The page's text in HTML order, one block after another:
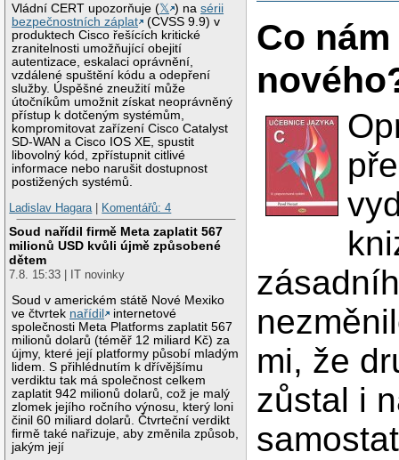
Vládní CERT upozorňuje (𝕏 ) nasérii
bezpečnostních záplat
(CVSS 9.9) v
produktech Cisco řešících kritické
zranitelnosti umožňující obejití
autentizace, eskalaci oprávnění,
vzdálené spuštění kódu a odepření
služby. Úspěšné zneužití může
útočníkům umožnit získat neoprávněný
přístup k dotčeným systémům,
kompromitovat zařízení Cisco Catalyst
SD-WAN a Cisco IOS XE, spustit
libovolný kód, zpřístupnit citlivé
informace nebo narušit dostupnost
postižených systémů.
Ladislav Hagara| Komentářů: 4
Soud nařídil firmě Meta zaplatit 567
milionů USD kvůli újmě způsobené
dětem
7.8. 15:33 | IT novinky
Soud v americkém státě Nové Mexiko
ve čtvrtek nařídil
internetové
společnosti Meta Platforms zaplatit 567
milionů dolarů (téměř 12 miliard Kč) za
újmy, které její platformy působí mladým
lidem. S přihlédnutím k dřívějšímu
verdiktu tak má společnost celkem
zaplatit 942 milionů dolarů, což je malý
zlomek jejího ročního výnosu, který loni
činil 60 miliard dolarů. Čtvrteční verdikt
firmě také nařizuje, aby změnila způsob,
jakým její
Co
mi, že
zůstal i